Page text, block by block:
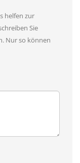
helfen zur
Sie
Nur so können